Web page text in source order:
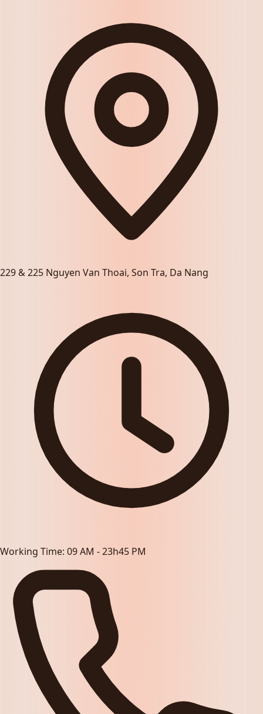
229 & 225 Nguyen Van Thoai, Son Tra, Da Nang
Working Time: 09 AM - 23h45 PM